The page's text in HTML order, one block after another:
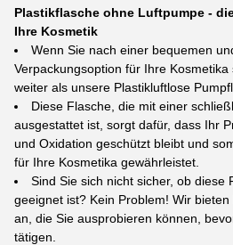
Plastikflasche ohne Luftpumpe -
Ihre Kosmetik
Wenn Sie nach einer bequemen
Verpackungsoption für Ihre
weiter als unsere Plastikluftlose
Diese Flasche, die mit einer
ausgestattet ist, sorgt dafür, dass Ihr
und Oxidation geschützt bleibt und
für Ihre Kosmetika gewährleistet.
Sind Sie sich nicht sicher, ob diese
geeignet ist? Kein Problem! Wir
an, die Sie ausprobieren können,
tätigen.